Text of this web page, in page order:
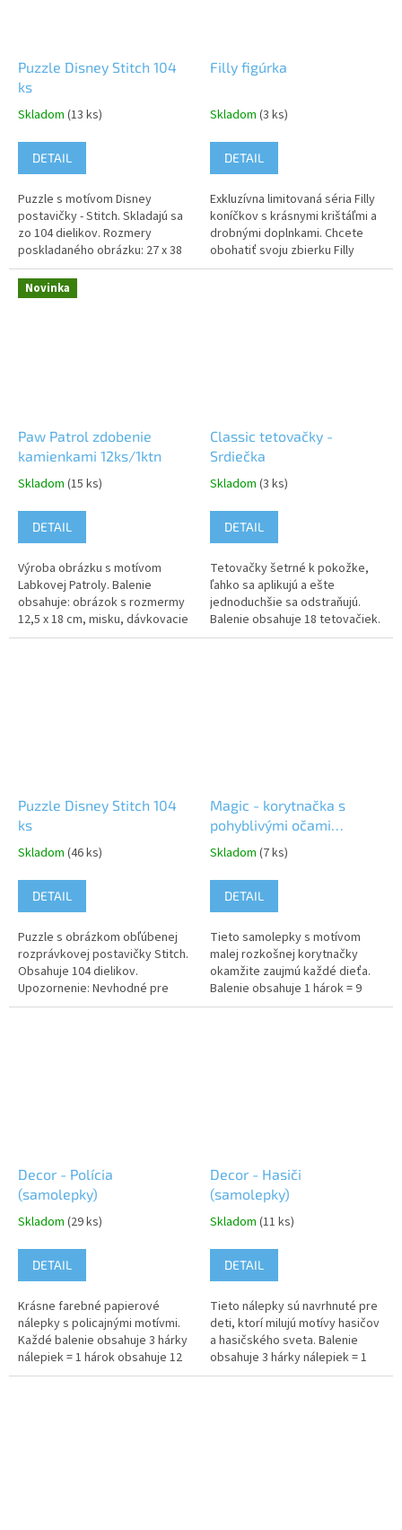
Puzzle Disney Stitch 104
ks
Skladom (13 ks)
DETAIL
Puzzle s motívom Disney
postavičky - Stitch. Skladajú sa
zo 104 dielikov. Rozmery
poskladaného obrázku: 27 x 38
cm. Upozornenie: Nevhodné pre
deti do 3 rokov. Obsahuje
malé...
Filly figúrka
Skladom (3 ks)
DETAIL
Exkluzívna limitovaná séria Filly
koníčkov s krásnymi krištáľmi a
drobnými doplnkami. Chcete
obohatiť svoju zbierku Filly
Unicorn a Filly Fairy? Práve pre
Novinka
Paw Patrol zdobenie
kamienkami 12ks/1ktn
Skladom (15 ks)
DETAIL
Výroba obrázku s motívom
Labkovej Patroly. Balenie
obsahuje: obrázok s rozmermy
12,5 x 18 cm, misku, dávkovacie
pero, lepiaci vosk a 400
Classic tetovačky -
Srdiečka
Skladom (3 ks)
DETAIL
Tetovačky šetrné k pokožke,
ľahko sa aplikujú a ešte
jednoduchšie sa odstraňujú.
Balenie obsahuje 18 tetovačiek.
Upozornenie: Nevhodné pre
Puzzle Disney Stitch 104
ks
Skladom (46 ks)
DETAIL
Puzzle s obrázkom obľúbenej
rozprávkovej postavičky Stitch.
Obsahuje 104 dielikov.
Upozornenie: Nevhodné pre
deti do 3 rokov. Obsahuje malé
Magic - korytnačka s
pohyblivými očami
(samolepky)
Skladom (7 ks)
DETAIL
Tieto samolepky s motívom
malej rozkošnej korytnačky
okamžite zaujmú každé dieťa.
Balenie obsahuje 1 hárok = 9
kusov samolepiek.
Decor - Polícia
(samolepky)
Skladom (29 ks)
DETAIL
Krásne farebné papierové
nálepky s policajnými motívmi.
Každé balenie obsahuje 3 hárky
nálepiek = 1 hárok obsahuje 12
nálepiek. Upozornenie:
Decor - Hasiči
(samolepky)
Skladom (11 ks)
DETAIL
Tieto nálepky sú navrhnuté pre
deti, ktorí milujú motívy hasičov
a hasičského sveta. Balenie
obsahuje 3 hárky nálepiek = 1
hárok obsahuje 10 nálepiek.